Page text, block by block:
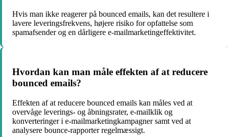
Hvis man ikke reagerer på bounced emails, kan det resultere i
lavere leveringsfrekvens, højere risiko for opfattelse som
spamafsender og en dårligere e-mailmarketingeffektivitet.
Hvordan kan man måle effekten af at reducere
bounced emails?
Effekten af at reducere bounced emails kan måles ved at
overvåge leverings- og åbningsrater, e-mailklik og
konverteringer i e-mailmarketingkampagner samt ved at
analysere bounce-rapporter regelmæssigt.